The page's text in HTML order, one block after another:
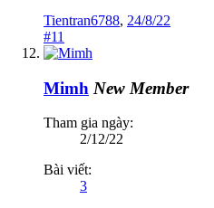
Tientran6788, 24/8/22
#11
Mimh New Member
Tham gia ngày:
2/12/22
Bài viết:
3